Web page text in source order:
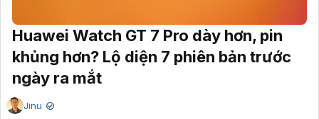
Huawei Watch GT 7 Pro dày hơn, pin
khủng hơn? Lộ diện 7 phiên bản trước
ngày ra mắt
Jinu ✔